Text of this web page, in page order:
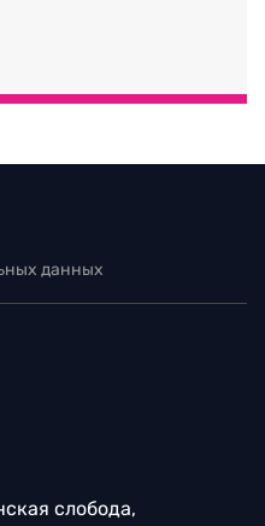
данных
слобода,